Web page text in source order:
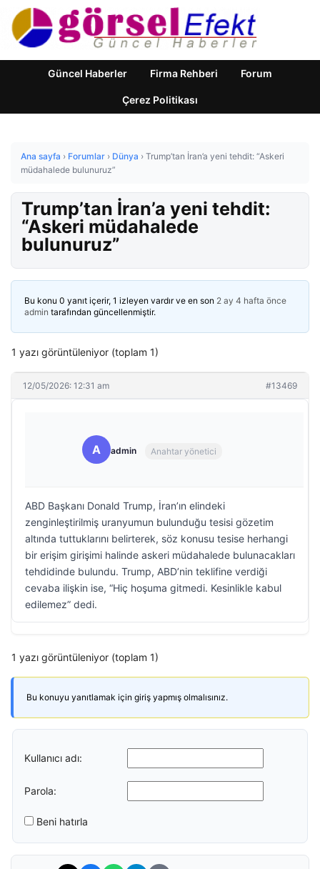
Güncel Haberler Firma Rehberi Forum
Çerez Politikası
Ana sayfa › Forumlar › Dünya › Trump’tan İran’a yeni tehdit: “Askeri
müdahalede bulunuruz”
Trump’tan İran’a yeni tehdit:
“Askeri müdahalede
bulunuruz”
Bu konu 0 yanıt içerir, 1 izleyen vardır ve en son 2 ay 4 hafta önce
admin tarafından güncellenmiştir.
1 yazı görüntüleniyor (toplam 1)
12/05/2026: 12:31 am #13469
A admin Anahtar yönetici
ABD Başkanı Donald Trump, İran’ın elindeki
zenginleştirilmiş uranyumun bulunduğu tesisi gözetim
altında tuttuklarını belirterek, söz konusu tesise herhangi
bir erişim girişimi halinde askeri müdahalede bulunacakları
tehdidinde bulundu. Trump, ABD’nin teklifine verdiği
cevaba ilişkin ise, “Hiç hoşuma gitmedi. Kesinlikle kabul
edilemez” dedi.
1 yazı görüntüleniyor (toplam 1)
Bu konuyu yanıtlamak için giriş yapmış olmalısınız.
Kullanıcı adı:
Parola:
Beni hatırla